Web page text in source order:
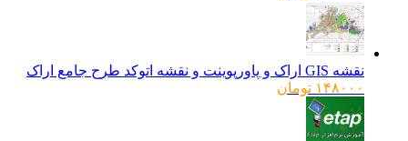
نقشه GIS اراک و پاورپوینت و نقشه اتوکد طرح جامع اراک
۱۴۸۰۰۰ تومان